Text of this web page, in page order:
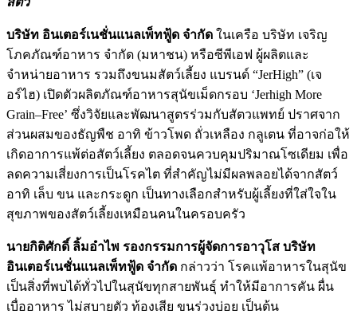
บริษัท อินเตอร์เนชั่นแนลเพ็ทฟู้ด จำกัด ในเครือ บริษัท เจริญ
โภคภัณฑ์อาหาร จำกัด (มหาชน) หรือซีพีเอฟ ผู้ผลิตและ
จำหน่ายอาหาร รวมถึงขนมสัตว์เลี้ยง แบรนด์ “JerHigh” (เจ
อร์ไฮ) เปิดตัวผลิตภัณฑ์อาหารสุนัขเม็ดกรอบ ‘Jerhigh More
Grain–Free’ ซึ่งวิจัยและพัฒนาสูตรร่วมกับสัตวแพทย์ ปราศจาก
ส่วนผสมของธัญพืช อาทิ ข้าวโพด ถั่วเหลือง กลูเตน ที่อาจก่อให้
เกิดอาการแพ้ต่อสัตว์เลี้ยง ตลอดจนควบคุมปริมาณโซเดียม เพื่อ
ลดความเสี่ยงการเป็นโรคไต ที่สำคัญไม่มีผลพลอยได้จากสัตว์
อาทิ เล็บ ขน และกระดูก เป็นทางเลือกสำหรับผู้เลี้ยงที่ใส่ใจใน
สุขภาพของสัตว์เลี้ยงเหมือนคนในครอบครัว
นายกิติศักดิ์ ลิ้มอำไพ รองกรรมการผู้จัดการอาวุโส บริษัท
อินเตอร์เนชั่นแนลเพ็ทฟู้ด จำกัด กล่าวว่า โรคแพ้อาหารในสุนัข
เป็นสิ่งที่พบได้ทั่วไปในสุนัขทุกสายพันธุ์ ทำให้มีอาการคัน ผื่น
เบื่ออาหาร ไม่สบายตัว ท้องเสีย ขนร่วงบ่อย เป็นต้น